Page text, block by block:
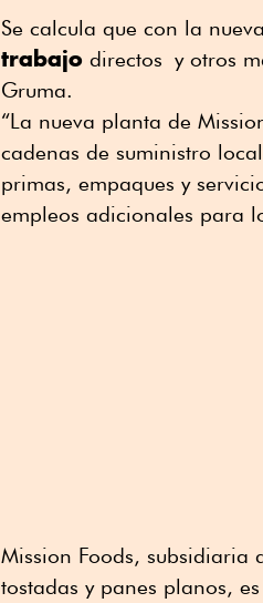
Se calcula que con la
trabajo directos y otros
Gruma.
“La nueva planta de
cadenas de suministro
primas, empaques y
empleos adicionales para
Mission Foods, subsidiaria
tostadas y panes planos,